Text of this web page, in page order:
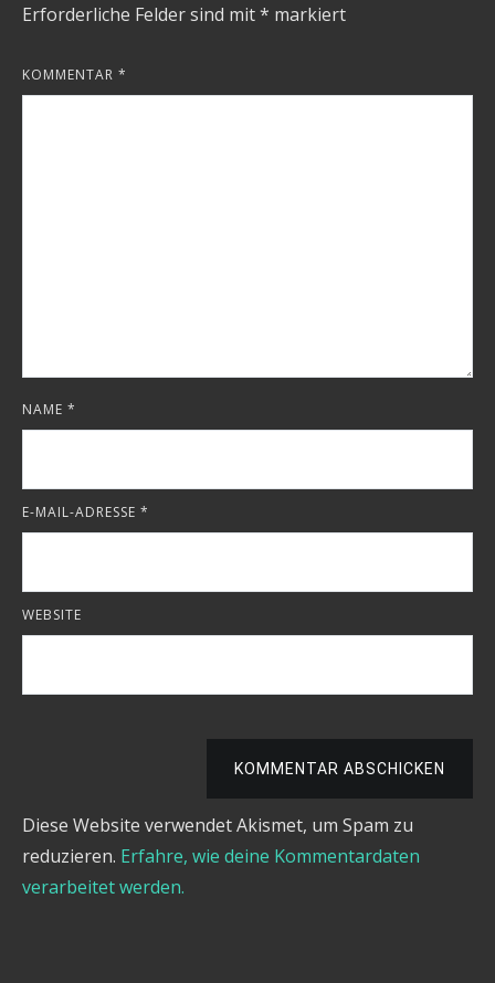
Erforderliche Felder sind mit* markiert
KOMMENTAR *
NAME *
E-MAIL-ADRESSE *
WEBSITE
KOMMENTAR ABSCHICKEN
Diese Website verwendet Akismet, um Spam zu
reduzieren. Erfahre, wie deine Kommentardaten
verarbeitet werden.